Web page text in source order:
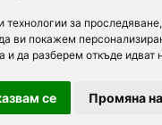
технологии за
ви покажем
и да разберем откъде идват
се Промяна